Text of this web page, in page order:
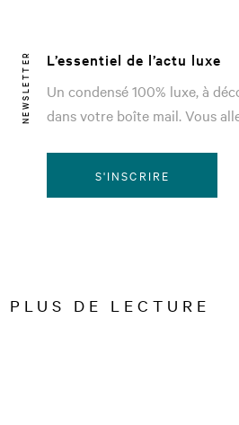
NEWSLETTER
L’essentiel de l’actu luxe
Un condensé 100% luxe, à
dans votre boîte mail. Vous
S'INSCRIRE
PLUS DE LECTURE